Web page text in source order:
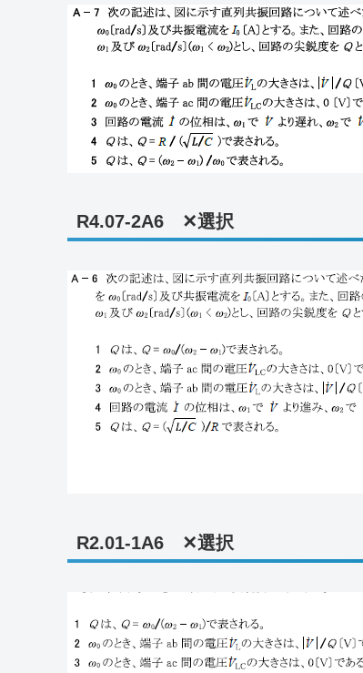
R4.07-2A6 ✕選択
R2.01-1A6 ✕選択